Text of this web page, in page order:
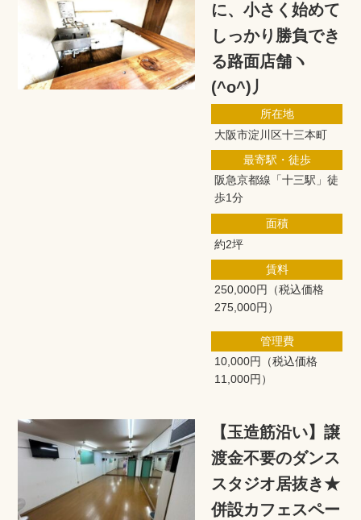
に、小さく始めて
しっかり勝負でき
る路面店舗ヽ
(^o^)丿
所在地
大阪市淀川区十三本町
最寄駅・徒歩
阪急京都線「十三駅」徒
歩1分
面積
約2坪
賃料
250,000円
（税込価格
275,000円）
管理費
10,000円
（税込価格
11,000円）
【玉造筋沿い】譲
渡金不要のダンス
スタジオ居抜き★
併設カフェスペー